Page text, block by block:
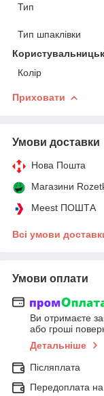
Тип
Тип шпаклівки
Колір
Приховати
Умови доставки
Нова Пошта
Магазини
Meest ПОШТА
Всі умови
Умови оплати
Ви отримаєте
або гроші
Детальніше
Післяплата
Передоплата